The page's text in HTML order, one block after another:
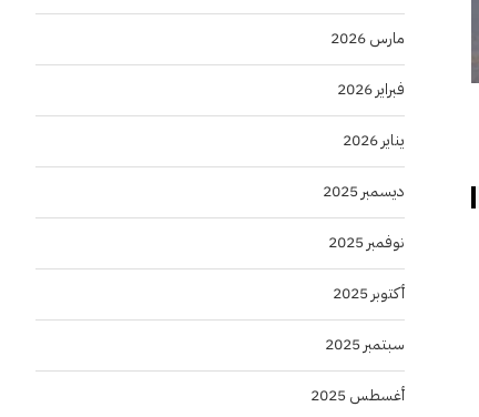
مارس 2026
فبراير 2026
يناير 2026
ديسمبر 2025
نوفمبر 2025
أكتوبر 2025
سبتمبر 2025
أغسطس 2025